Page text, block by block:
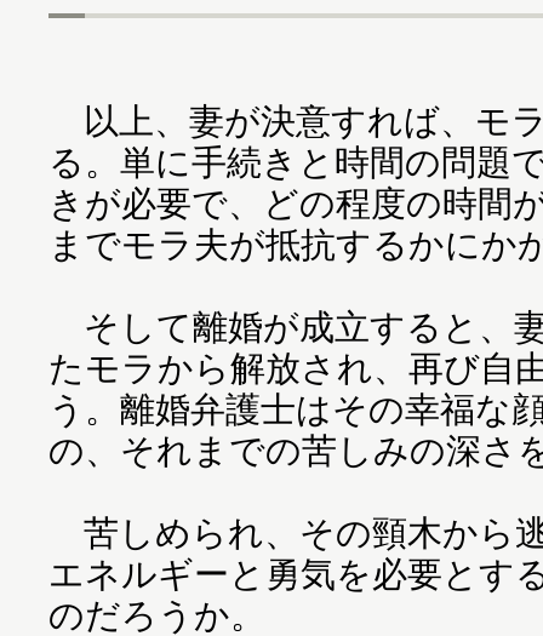
以上、妻が決意すれば、モ
る。単に手続きと時間の問題
きが必要で、どの程度の時間
までモラ夫が抵抗するかにか
そして離婚が成立すると、
たモラから解放され、再び自
う。離婚弁護士はその幸福な
の、それまでの苦しみの深さ
苦しめられ、その頸木から
エネルギーと勇気を必要とす
のだろうか。